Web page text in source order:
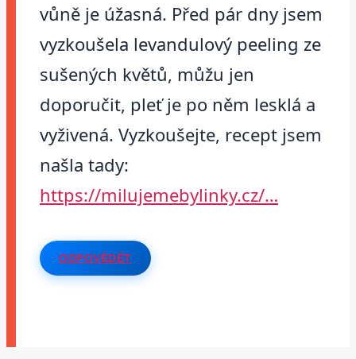
vůně je úžasná. Před pár dny jsem
vyzkoušela levandulový peeling ze
sušených květů, můžu jen
doporučit, pleť je po něm lesklá a
vyživená. Vyzkoušejte, recept jsem
našla tady:
https://milujemebylinky.cz/…
ODPOVĚDĚT